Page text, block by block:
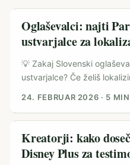
Oglaševalci: najti
ustvarjalce za
💡 Zakaj Slovenski
ustvarjalce? Če želiš
lokalne pa zmagujejo z
dinamika in mini-kulture v
skupnosti. V Latinski
ustvarjalci niso samo
24. FEBRUAR 2026 · 5 MIN
Kreatorji: kako
Disney Plus za